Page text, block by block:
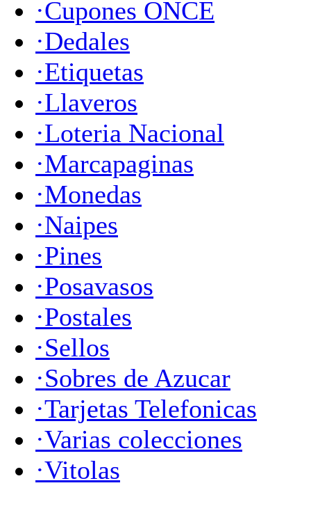
·Cupones ONCE
·Dedales
·Etiquetas
·Llaveros
·Loteria Nacional
·Marcapaginas
·Monedas
·Naipes
·Pines
·Posavasos
·Postales
·Sellos
·Sobres de Azucar
·Tarjetas Telefonicas
·Varias colecciones
·Vitolas